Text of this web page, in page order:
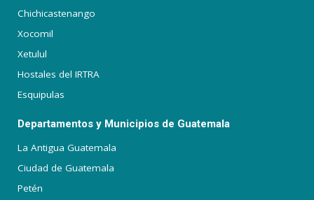
Chichicastenango
Xocomil
Xetulul
Hostales del IRTRA
Esquipulas
Departamentos y Municipios de Guatemala
La Antigua Guatemala
Ciudad de Guatemala
Petén